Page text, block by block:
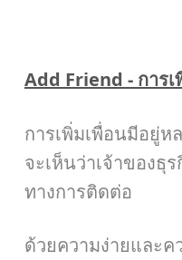
Add Friend - การ
การเพิ่มเพื่อนมีอยู่
จะเห็นว่าเจ้าของธุ
ทางการติดต่อ
ด้วยความง่ายและ